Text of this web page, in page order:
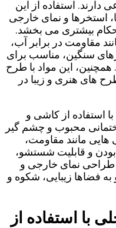
دارند. استفاده از این
استخرها و نمای خارجی
بیشتری می ‌بخشد.
مقاومت در برابر آب،
سنگین، مناسب برای
این مواد با طرح‌
های هنری و زیبا در
استفاده از کاشی و
محبوب و چشم گیر
‌هایی مانند مقاومت،
و قابلیت شستشو،
طراحی نمای خارجی و
فضاها زیبایی، شکوه و
با استفاده از